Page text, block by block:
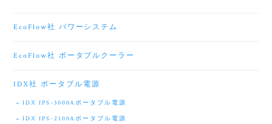
EcoFlow社 パワーシステム
EcoFlow社 ポータブルクーラー
IDX社 ポータブル電源
IDX IPS-3000Aポータブル電源
IDX IPS-2100Aポータブル電源